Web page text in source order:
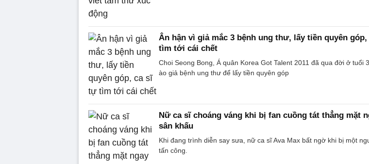
Ân hận vì giả mắc 3 bệnh ung thư, lấy tiền quyên
tìm tới cái chết
Choi Seong Bong, Á quân Korea Got Talent 2011 đã qua đời ở tuổi
ào giả bệnh ung thư để lấy tiền quyên góp
Nữ ca sĩ choáng váng khi bị fan cuồng tát thẳng mặt
sân khấu
Khi đang trình diễn say sưa, nữ ca sĩ Ava Max bất ngờ khi bị một
tấn công.